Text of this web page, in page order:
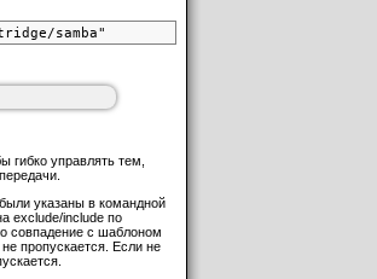
управлять тем,
указаны в командной
exclude/include по
совпадение с шаблоном
пропускается. Если не